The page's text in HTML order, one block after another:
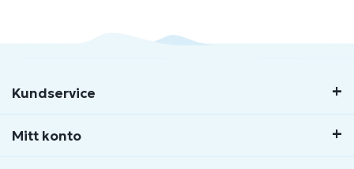
Kundservice
Mitt konto